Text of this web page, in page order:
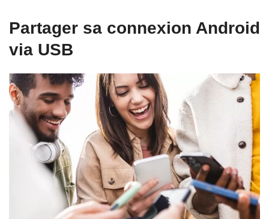
Partager sa connexion Android
via USB